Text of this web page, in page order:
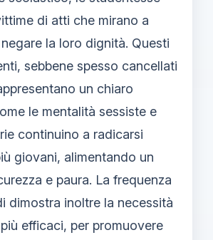
di atti che mirano a
la loro dignità. Questi
sebbene spesso cancellati
un chiaro
le mentalità sessiste e
continuino a radicarsi
giovani, alimentando un
e paura. La frequenza
dimostra inoltre la necessità
efficaci, per promuovere